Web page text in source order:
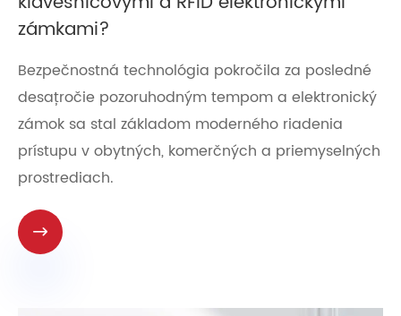
zámkami?
Bezpečnostná technológia pokročila za posledné
desaťročie pozoruhodným tempom a elektronický
zámok sa stal základom moderného riadenia
prístupu v obytných, komerčných a priemyselných
prostrediach.
